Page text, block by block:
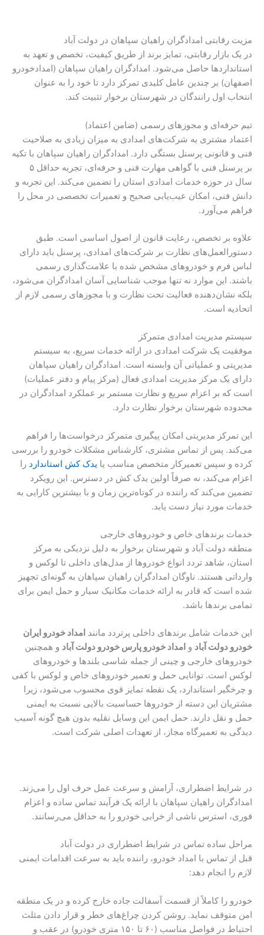
مزیت رقابتی امدادگران راهیان سپاهان در دولت آباد
در یک بازار رقابتی، تمایز برند از طریق کیفیت، تخصص و تعهد به
استانداردها حاصل می‌شود. امدادگران راهیان سپاهان (امدادخودرو
اصفهان) بر چندین عامل کلیدی تمرکز دارد تا خود را به عنوان
انتخاب اول رانندگان در شهرستان برخوار تثبیت کند.
تیم حرفه‌ای و مجوزهای رسمی (ضامن اعتماد)
اعتماد مشتری به شرکت‌های امدادی به میزان زیادی به صلاحیت
فنی و قانونی پرسنل بستگی دارد. امدادگران راهیان سپاهان با تکیه
بر پرسنل فنی با گواهی مهارت فنی و حرفه‌ای، تجربه حداقل ۵
سال در حوزه خدمات امدادی استان را تضمین می‌کند. این تجربه و
دانش فنی، امکان عیب‌یابی صحیح و تعمیرات تخصصی در محل را
فراهم می‌آورد.
علاوه بر تخصص، رعایت قانون از اصول اساسی است. طبق
دستورالعمل‌های نظارت بر شرکت‌های امدادی، پرسنل باید دارای
لباس فرم و خودروهای مشخص شده با علامت‌گذاری رسمی
باشند. این موارد نه تنها موجب شناسایی آسان امدادگران می‌شود،
بلکه نشان‌دهنده فعالیت تحت نظارت و با مجوزهای رسمی لازم از
اتحادیه است.
سیستم مدیریت امدادی متمرکز
موفقیت یک شرکت امدادی در ارائه خدمات سریع، به سیستم
مدیریتی و عملیاتی آن وابسته است. امدادگران راهیان سپاهان
دارای یک مرکز مدیریت امدادی فعال (مرکز پیام و دفتر عملیات)
است که بر اعزام سریع و نظارت مستمر بر عملکرد امدادگران در
محدوده شهرستان برخوار نظارت دارد.
این تمرکز مدیریتی امکان پیگیری متمرکز درخواست‌ها را فراهم
می‌کند. پس از تماس مشتری، کارشناس مشکلات خودرو را بررسی
کرده و سپس تعمیرکار متخصص مناسب یا یدک کش استاندارد را
اعزام می‌کند، نه صرفاً اولین یدک کش در دسترس. این رویکرد
تضمین می‌کند که راننده در کوتاه‌ترین زمان و با بیشترین کارایی به
خدمات مورد نیاز دست یابد.
خدمات برندهای خاص و خودروهای خارجی
منطقه دولت آباد و شهرستان برخوار به دلیل نزدیکی به مرکز
استان، شاهد تردد انواع خودروها از مدل‌های داخلی تا لوکس و
وارداتی هستند. ناوگان امدادگران راهیان سپاهان به گونه‌ای تجهیز
شده است که قادر به ارائه خدمات مکانیک سیار و حمل ایمن برای
تمامی برندها باشد.
این خدمات شامل برندهای داخلی پرتردد مانند امداد خودرو ایران
خودرو دولت آباد و امداد خودرو پارس خودرو دولت آباد و همچنین
خودروهای خارجی و چینی از جمله شاسی بلندها و خودروهای
لوکس است. توانایی حمل و تعمیر خودروهای خاص و لوکس با کفی
و چرخگیر استاندارد، یک نقطه تمایز قوی محسوب می‌شود، زیرا
مشتریان این دسته از خودروها حساسیت بالایی نسبت به ایمنی
حمل و نقل دارند. حمل ایمن این وسایل نقلیه بدون هیچ گونه آسیب
دیدگی به تعمیرگاه مجاز، از تعهدات اصلی شرکت است.
در شرایط اضطراری، آرامش و سرعت عمل حرف اول را می‌زند.
امدادگران راهیان سپاهان با ارائه یک فرآیند تماس ساده و اعزام
فوری، استرس ناشی از خرابی خودرو را به حداقل می‌رسانند.
مراحل ساده تماس در شرایط اضطراری در دولت آباد
قبل از تماس با امداد خودرو، راننده باید به سرعت اقدامات ایمنی
لازم را انجام دهد:
خودرو را کاملاً از قسمت آسفالت جاده خارج کرده و در یک منطقه
امن متوقف نماید. روشن کردن چراغ‌های خطر و قرار دادن مثلث
احتیاط در فواصل مناسب (۶۰ تا ۱۵۰ متری خودرو) در عقب و